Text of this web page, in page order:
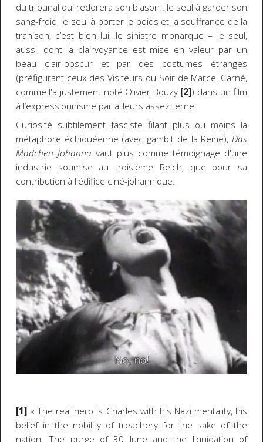
du tribunal qui redorera son blason : le seul à garder son
sang-froid, le seul à porter le poids et la souffrance de la
trahison, c’est bien lui, le sinistre monarque – le seul,
aussi, dont la clairvoyance est mise en valeur par un
beau clair-obscur et par des costumes étranges
(préfigurant ceux des Visiteurs du Soir de Marcel Carné,
comme l'a justement noté Olivier Bouzy [2]) dans un film
à l’expressionnisme par ailleurs assez terne.
Curiosité subtilement fasciste filant plus ou moins la
métaphore échiquéenne (avec gambit de la Reine),Das
Mädchen Johanna vaut plus comme témoignage d'une
industrie soumise au troisième Reich, que pour sa
contribution à l'édifice ciné-johannique.
[1]« The real hero is Charles with his Nazi mentality, his
belief in the nobility of treachery for the sake of the
nation. The purge of 30 June and the liquidation of